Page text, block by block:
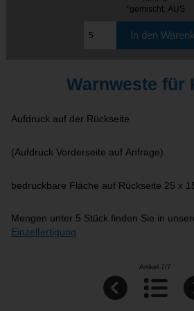
*gemischt: AUS
Warnweste für
Aufdruck auf der Rückseite
(Aufdruck Vorderseite auf Anfrage)
bedruckbare Fläche auf Rückseite 25 x
Mengen unter 5 Stück finden Sie in
Einzelfertigung
Artikel 7/7